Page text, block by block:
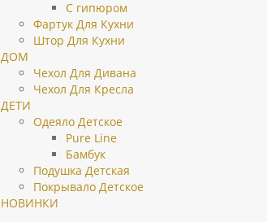
С гипюром
Фартук Для Кухни
Штор Для Кухни
ДОМ
Чехол Для Дивана
Чехол Для Кресла
ДЕТИ
Одеяло Детское
Pure Line
Бамбук
Подушка Детская
Покрывало Детское
НОВИНКИ